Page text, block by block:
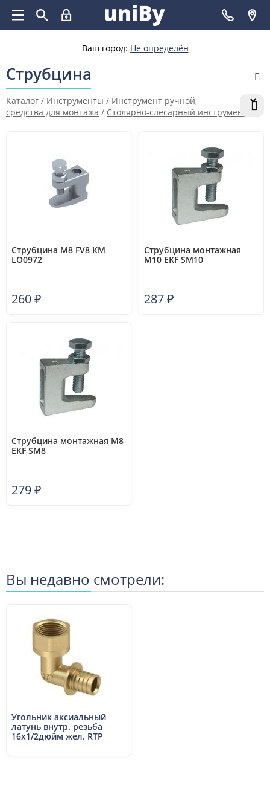
Ваш город: Не определён
Струбцина
Каталог / Инструменты / Инструмент ручной,
средства для монтажа / Столярно-слесарный инструмент
/
Струбцина М8 FV8 КМ
LO0972
260₽
Струбцина монтажная
М10 EKF SM10
287₽
Струбцина монтажная М8
EKF SM8
279₽
Вы недавно смотрели:
Угольник аксиальный
латунь внутр. резьба
16х1/2дюйм жел. RTP